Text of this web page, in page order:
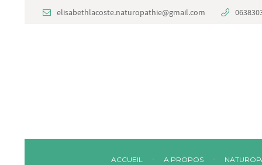
elisabethlacoste.naturopathie@gmail.com
ACCUEIL A PROPOS